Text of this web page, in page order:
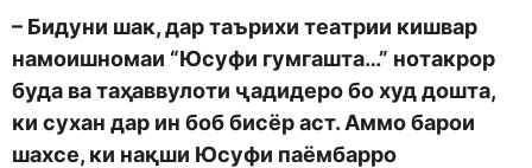
– Бидуни шак, дар таърихи театрии кишвар
намоишномаи “Юсуфи гумгашта…” нотакрор
буда ва таҳаввулоти ҷадидеро бо худ дошта,
ки сухан дар ин боб бисёр аст. Аммо барои
шахсе, ки нақши Юсуфи паёмбарро